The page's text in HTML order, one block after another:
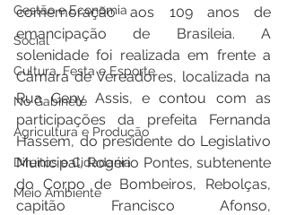
Gestão e Economia
Social
Cultura, Festa e Esporte
No Gabinete
Agricultura e Produção
Direitos e Cidadania
Meio Ambiente
comemoração aos 109 anos de
emancipação de Brasileia. A
solenidade foi realizada em frente a
Câmara de Vereadores, localizada na
Rua Geny Assis, e contou com as
participações da prefeita Fernanda
Hassem, do presidente do Legislativo
Municipal, Rogério Pontes, subtenente
do Corpo de Bombeiros, Rebolças,
capitão Francisco Afonso,